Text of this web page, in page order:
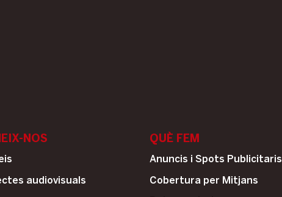
NOS
audiovisuals
QUÈ FEM
Anuncis i Spots Publicitaris
Cobertura per Mitjans